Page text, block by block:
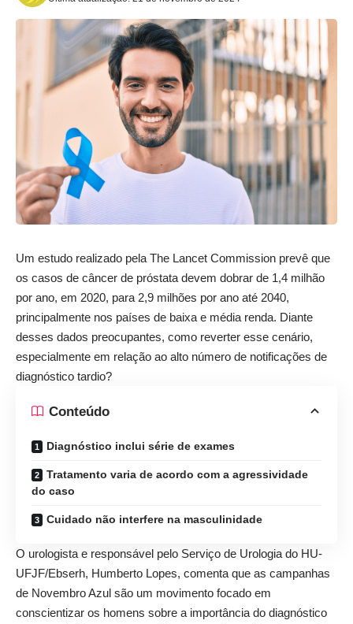
Um estudo realizado pela The Lancet Commission prevê que
os casos de câncer de próstata devem dobrar de 1,4 milhão
por ano, em 2020, para 2,9 milhões por ano até 2040,
principalmente nos países de baixa e média renda. Diante
desses dados preocupantes, como reverter esse cenário,
especialmente em relação ao alto número de notificações de
diagnóstico tardio?
Conteúdo
Diagnóstico inclui série de exames
Tratamento varia de acordo com a agressividade
do caso
Cuidado não interfere na masculinidade
O urologista e responsável pelo Serviço de Urologia do HU-
UFJF/Ebserh, Humberto Lopes, comenta que as campanhas
de Novembro Azul são um movimento focado em
conscientizar os homens sobre a importância do diagnóstico